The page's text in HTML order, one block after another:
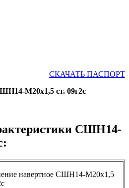
СКАЧАТЬ ПАСПОРТ
М20х1,5 ст. 09г2с
СШН14-
навертное СШН14-М20х1,5